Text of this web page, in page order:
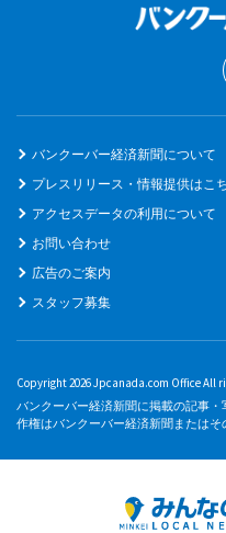
バンクーバー経済新聞について
プレスリリース・情報提供はこ
アクセスデータの利用について
お問い合わせ
広告のご案内
スタッフ募集
Copyright 2026 Jpcanada.com Office All
バンクーバー経済新聞に掲載の記事
作権はバンクーバー経済新聞またはそ